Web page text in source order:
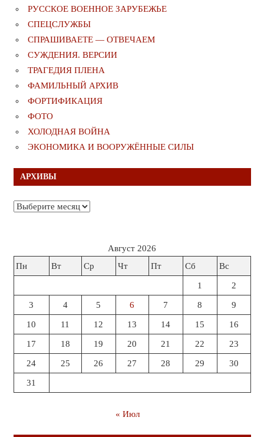
РУССКОЕ ВОЕННОЕ ЗАРУБЕЖЬЕ
СПЕЦСЛУЖБЫ
СПРАШИВАЕТЕ — ОТВЕЧАЕМ
СУЖДЕНИЯ. ВЕРСИИ
ТРАГЕДИЯ ПЛЕНА
ФАМИЛЬНЫЙ АРХИВ
ФОРТИФИКАЦИЯ
ФОТО
ХОЛОДНАЯ ВОЙНА
ЭКОНОМИКА И ВООРУЖЁННЫЕ СИЛЫ
АРХИВЫ
Архивы
Август 2026
Пн
Вт Ср Чт Пт Сб Вс
1 2
3 4 5 6 7 8 9
10 11 12 13 14 15 16
17 18 19 20 21 22 23
24 25 26 27 28 29 30
31
« Июл